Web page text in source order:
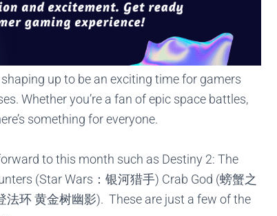
up to be an exciting time for gamers
Whether you’re a fan of epic space battles,
something for everyone.
to this month such as Destiny 2: The
(Star Wars：银河猎手) Crab God (螃蟹之
法环 黄金树幽影). These are just a few of the